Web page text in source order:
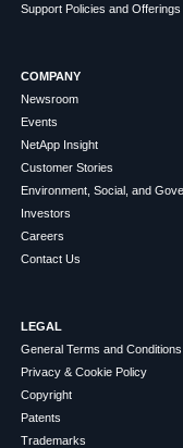
Support Policies and Offerings
COMPANY
Newsroom
Events
NetApp Insight
Customer Stories
Environment, Social, and
Investors
Careers
Contact Us
LEGAL
General Terms and Conditions
Privacy & Cookie Policy
Copyright
Patents
Trademarks